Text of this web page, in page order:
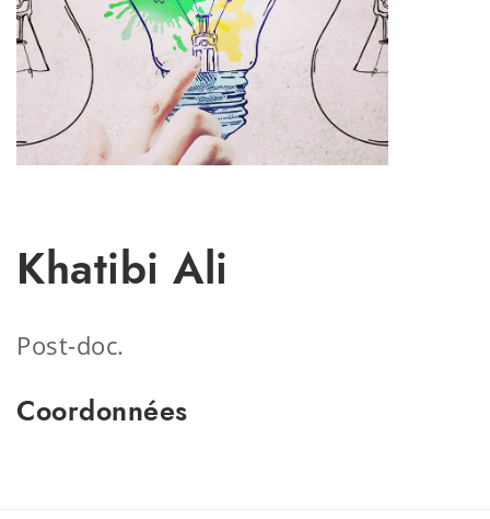
Khatibi Ali
Post-doc.
Coordonnées